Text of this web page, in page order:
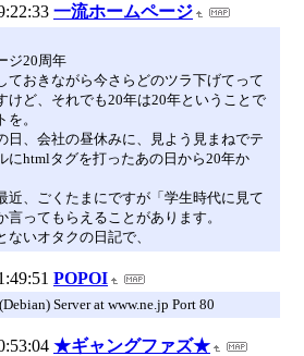
一流ホームページ
ジ20周年
ておきながら今さらどのツラ下げてって
けど、それでも20年は20年ということで
。
日、会社の昼休みに、見よう見まねでテ
にhtmlタグを打ったあの日から20年か
近、ごくたまにですが「学生時代に見て
言ってもらえることがあります。
ないオタクの日記で、
POPOI
Server at www.ne.jp Port 80
★ギャングファズ★